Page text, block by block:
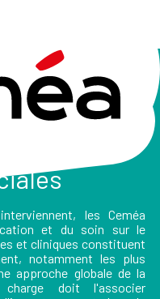
sociales
les Ceméa
et du soin sur le
et cliniques constituent
notamment les plus
approche globale de la
doit l'associer